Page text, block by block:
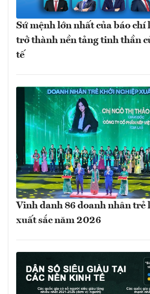
Sứ mệnh lớn nhất của báo chí
trở thành nền tảng tinh thần
tế
Vinh danh 86 doanh nhân trẻ
xuất sắc năm 2026